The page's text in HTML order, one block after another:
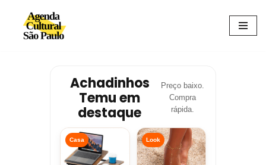
Avançar
Achadinhos
Temu em
destaque
Preço baixo.
Compra
rápida.
Casa Look